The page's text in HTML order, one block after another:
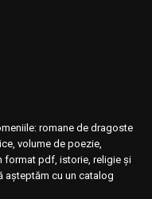
romane de dragoste
volume de poezie,
format pdf, istorie, religie și
așteptăm cu un catalog